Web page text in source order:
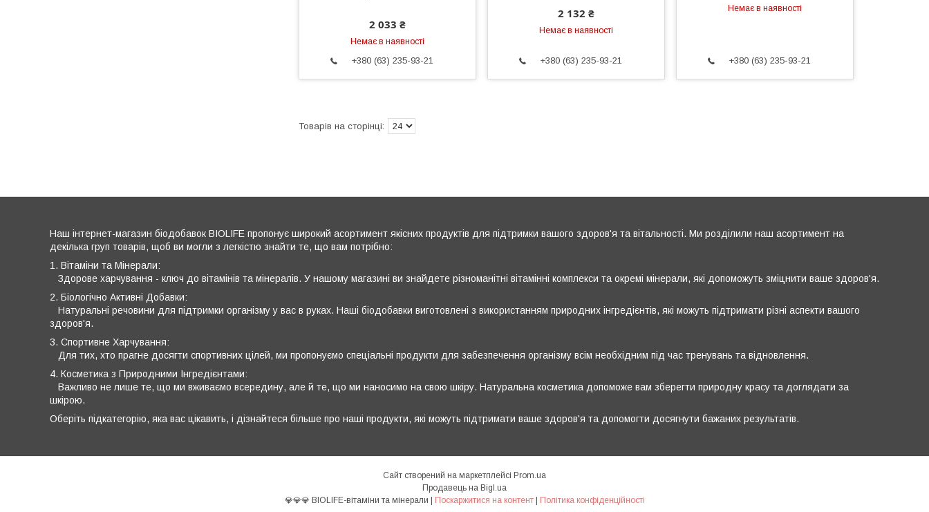
2 033 ₴
Немає в наявності
+380 (63) 235-93-21
2 132 ₴
Немає в наявності
+380 (63) 235-93-21
Немає в наявності
+380 (63) 235-93-21
Наш інтернет-магазин біодобавок BIOLIFE пропонує широкий асортимент якісних продуктів для підтримки вашого здоров'я та вітальності. Ми розділили наш асортимент на
декілька груп товарів, щоб ви могли з легкістю знайти те, що вам потрібно:
1. Вітаміни та Мінерали:
Здорове харчування - ключ до вітамінів та мінералів. У нашому магазині ви знайдете різноманітні вітамінні комплекси та окремі мінерали, які допоможуть зміцнити ваше здоров'я.
2. Біологічно Активні Добавки:
Натуральні речовини для підтримки організму у вас в руках. Наші біодобавки виготовлені з використанням природних інгредієнтів, які можуть підтримати різні аспекти вашого
здоров'я.
3. Спортивне Харчування:
Для тих, хто прагне досягти спортивних цілей, ми пропонуємо спеціальні продукти для забезпечення організму всім необхідним під час тренувань та відновлення.
4. Косметика з Природними Інгредієнтами:
Важливо не лише те, що ми вживаємо всередину, але й те, що ми наносимо на свою шкіру. Натуральна косметика допоможе вам зберегти природну красу та доглядати за
шкірою.
Оберіть підкатегорію, яка вас цікавить, і дізнайтеся більше про наші продукти, які можуть підтримати ваше здоров'я та допомогти досягнути бажаних результатів.
Сайт створений на маркетплейсі Prom.ua
Продавець на Bigl.ua
Поскаржитися на контент Політика конфіденційності